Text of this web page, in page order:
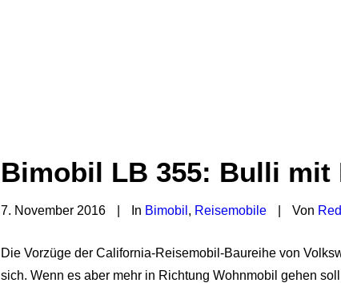
Bimobil LB 355: Bulli mit
7. November 2016 In Bimobil , Reisemobile Von
Die Vorzüge der California-Reisemobil-Baureihe von
sich. Wenn es aber mehr in Richtung Wohnmobil gehen